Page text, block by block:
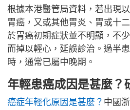
根據本港醫管局資料，若出現
胃癌，又或其他胃炎、胃或十
於胃癌初期症狀並不明顯，不
而掉以輕心，延誤診治。過半
時，通常已屬中晚期。
年輕患癌成因是甚麼？
癌症年輕化原因是甚麼？ 中國